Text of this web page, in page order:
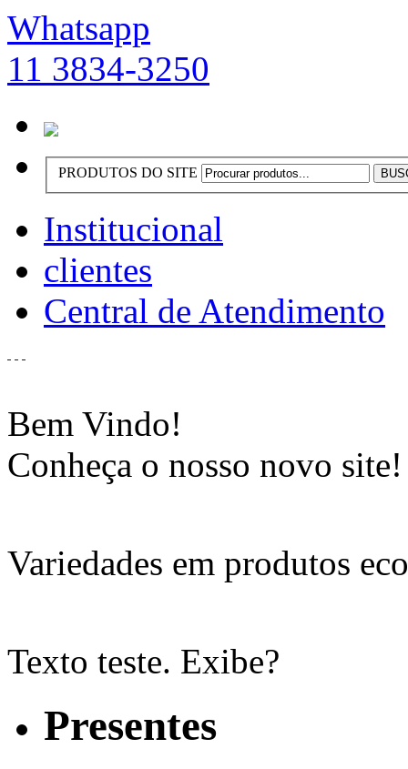
Whatsapp
11 3834-3250
PRODUTOS DO SITE
Institucional
clientes
Central de Atendimento
Bem Vindo!
Conheça o nosso novo site!
Variedades em produtos
Texto teste. Exibe?
Presentes